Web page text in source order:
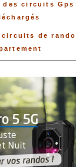
des circuits
de